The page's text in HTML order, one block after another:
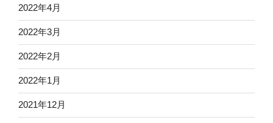
2022年4月
2022年3月
2022年2月
2022年1月
2021年12月